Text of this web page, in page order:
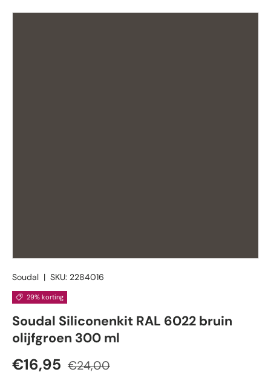
Soudal | SKU: 2284016
29% korting
Soudal Siliconenkit RAL 6022 bruin
olijfgroen 300 ml
Verkoopprijs
€16,95 Reguliere prijs
€24,00